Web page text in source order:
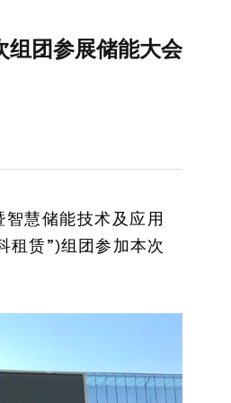
团参展储能大会
慧储能技术及应用
租赁”)组团参加本次